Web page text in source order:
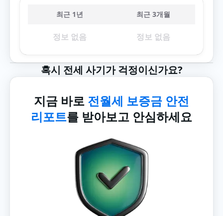
최근 1년 최근 3개월
정보 없음 정보 없음
혹시 전세 사기가 걱정이신가요?
지금 바로 전월세 보증금 안전
리포트를 받아보고 안심하세요